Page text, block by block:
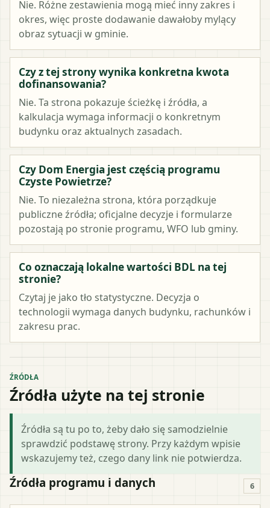
Nie. Różne zestawienia mogą mieć inny zakres i
okres, więc proste dodawanie dawałoby mylący
obraz sytuacji w gminie.
Czy z tej strony wynika konkretna kwota
dofinansowania?
Nie. Ta strona pokazuje ścieżkę i źródła, a
kalkulacja wymaga informacji o konkretnym
budynku oraz aktualnych zasadach.
Czy Dom Energia jest częścią programu
Czyste Powietrze?
Nie. To niezależna strona, która porządkuje
publiczne źródła; oficjalne decyzje i formularze
pozostają po stronie programu, WFO lub gminy.
Co oznaczają lokalne wartości BDL na tej
stronie?
Czytaj je jako tło statystyczne. Decyzja o
technologii wymaga danych budynku, rachunków i
zakresu prac.
ŹRÓDŁA
Źródła użyte na tej stronie
Źródła są tu po to, żeby dało się samodzielnie
sprawdzić podstawę strony. Przy każdym wpisie
wskazujemy też, czego dany link nie potwierdza.
Źródła programu i danych 6